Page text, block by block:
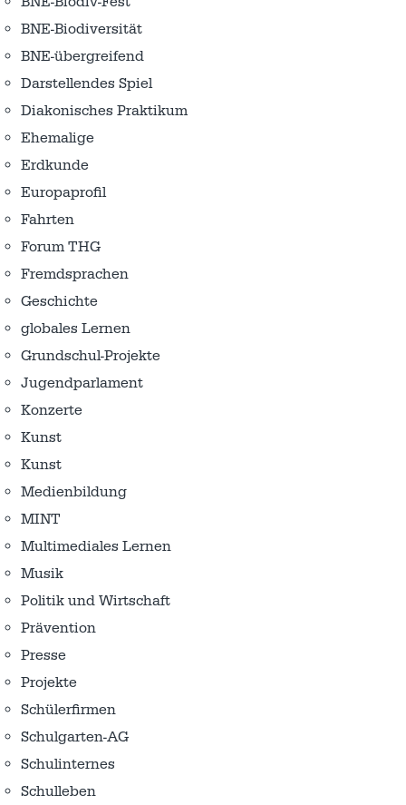
BNE-Biodiversität
BNE-übergreifend
Darstellendes Spiel
Diakonisches Praktikum
Ehemalige
Erdkunde
Europaprofil
Fahrten
Forum THG
Fremdsprachen
Geschichte
globales Lernen
Grundschul-Projekte
Jugendparlament
Konzerte
Kunst
Kunst
Medienbildung
MINT
Multimediales Lernen
Musik
Politik und Wirtschaft
Prävention
Presse
Projekte
Schülerfirmen
Schulgarten-AG
Schulinternes
Schulleben